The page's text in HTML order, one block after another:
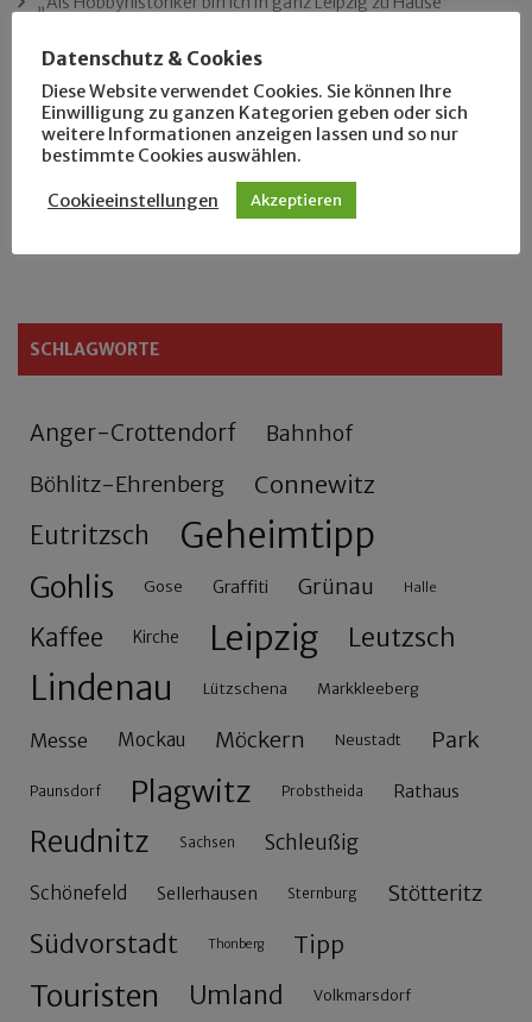
Das neue Eutritzsch-Buch
Der Leipziger Schmiedetag von 1904
Rennfahrer in Schönefeld und Zschocher
SCHLAGWORTE
Anger-Crottendorf Bahnhof
Böhlitz-Ehrenberg Connewitz
Eutritzsch Geheimtipp
Gohlis Gose Graffiti Grünau Halle
Kaffee Kirche Leipzig Leutzsch
Lindenau Lützschena Markkleeberg
Messe Mockau Möckern Neustadt Park
Paunsdorf Plagwitz Probstheida Rathaus
Reudnitz Sachsen Schleußig
Schönefeld Sellerhausen Sternburg Stötteritz
Südvorstadt Thonberg Tipp
Touristen Umland Volkmarsdorf
Datenschutz & Cookies
Diese Website verwendet Cookies. Sie können Ihre
Einwilligung zu ganzen Kategorien geben oder sich
weitere Informationen anzeigen lassen und so nur
bestimmte Cookies auswählen.
Cookieeinstellungen Akzeptieren